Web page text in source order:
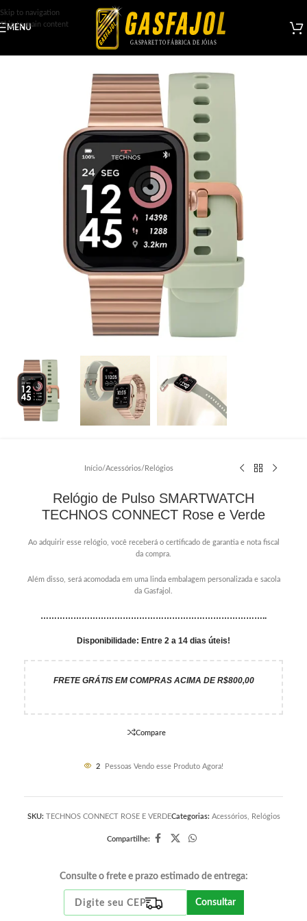
Skip to navigation
Skip to main content
MENU
Início/Acessórios/ Relógios
Relógio de Pulso SMARTWATCH
TECHNOS CONNECT Rose e Verde
Ao adquirir esse relógio, você receberá o certificado de garantia e nota fiscal
da compra.
Além disso, será acomodada em uma linda embalagem personalizada e sacola
da Gasfajol.
………………………………………………………………………..
Disponibilidade: Entre 2 a 14 dias úteis!
FRETE GRÁTIS EM COMPRAS ACIMA DE R$800,00
Compare
2 Pessoas Vendo esse Produto Agora!
SKU: TECHNOS CONNECT ROSE E VERDECategorias: Acessórios, Relógios
Compartilhe:
Consulte o frete e prazo estimado de entrega:
Consultar